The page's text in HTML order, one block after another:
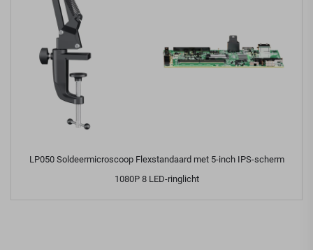
LP050 Soldeermicroscoop Flexstandaard met 5-inch IPS-scherm
1080P 8 LED-ringlicht